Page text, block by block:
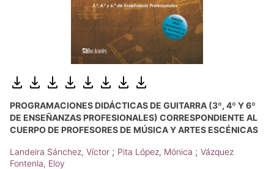
PROGRAMACIONES DIDÁCTICAS DE GUITARRA (3º, 4º Y 6º
DE ENSEÑANZAS PROFESIONALES) CORRESPONDIENTE AL
CUERPO DE PROFESORES DE MÚSICA Y ARTES ESCÉNICAS
Landeira Sánchez, Víctor ; Pita López, Mónica ; Vázquez
Fontenla, Eloy